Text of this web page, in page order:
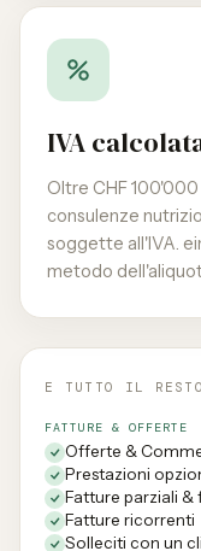
IVA
Oltre CHF
consulenze
soggette all'IVA.
metodo
E TUTTO IL
FATTURE & OFFERTE
Offerte &
Prestazioni
Fatture parziali &
Fatture ricorrenti
Solleciti con un